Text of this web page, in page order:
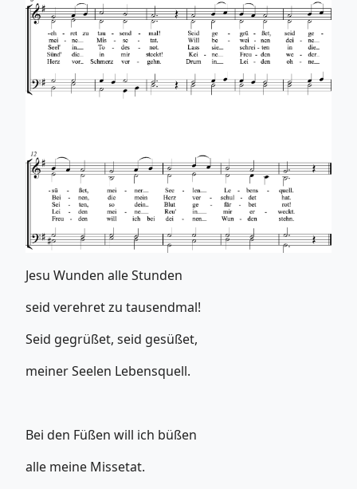
Jesu Wunden alle Stunden
seid verehret zu tausendmal!
Seid gegrüßet, seid gesüßet,
meiner Seelen Lebensquell.
Bei den Füßen will ich büßen
alle meine Missetat.